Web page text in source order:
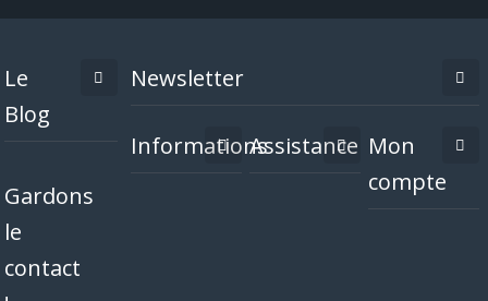
Le
Blog
Gardons
le
contact
Newsletter
InformationsAssistance Mon
compte